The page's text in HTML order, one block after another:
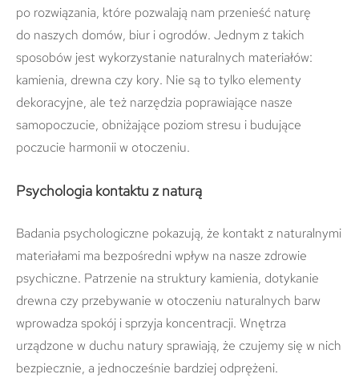
po rozwiązania, które pozwalają nam przenieść naturę
do naszych domów, biur i ogrodów. Jednym z takich
sposobów jest wykorzystanie naturalnych materiałów:
kamienia, drewna czy kory. Nie są to tylko elementy
dekoracyjne, ale też narzędzia poprawiające nasze
samopoczucie, obniżające poziom stresu i budujące
poczucie harmonii w otoczeniu.
Psychologia kontaktu z naturą
Badania psychologiczne pokazują, że kontakt z naturalnymi
materiałami ma bezpośredni wpływ na nasze zdrowie
psychiczne. Patrzenie na struktury kamienia, dotykanie
drewna czy przebywanie w otoczeniu naturalnych barw
wprowadza spokój i sprzyja koncentracji. Wnętrza
urządzone w duchu natury sprawiają, że czujemy się w nich
bezpiecznie, a jednocześnie bardziej odprężeni.